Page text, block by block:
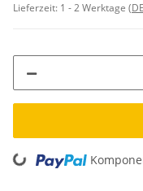
Lieferzeit: 1 - 2 Werktage